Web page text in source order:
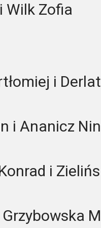
Wilk Zofia
i
i Ananicz
i
Grzybowska